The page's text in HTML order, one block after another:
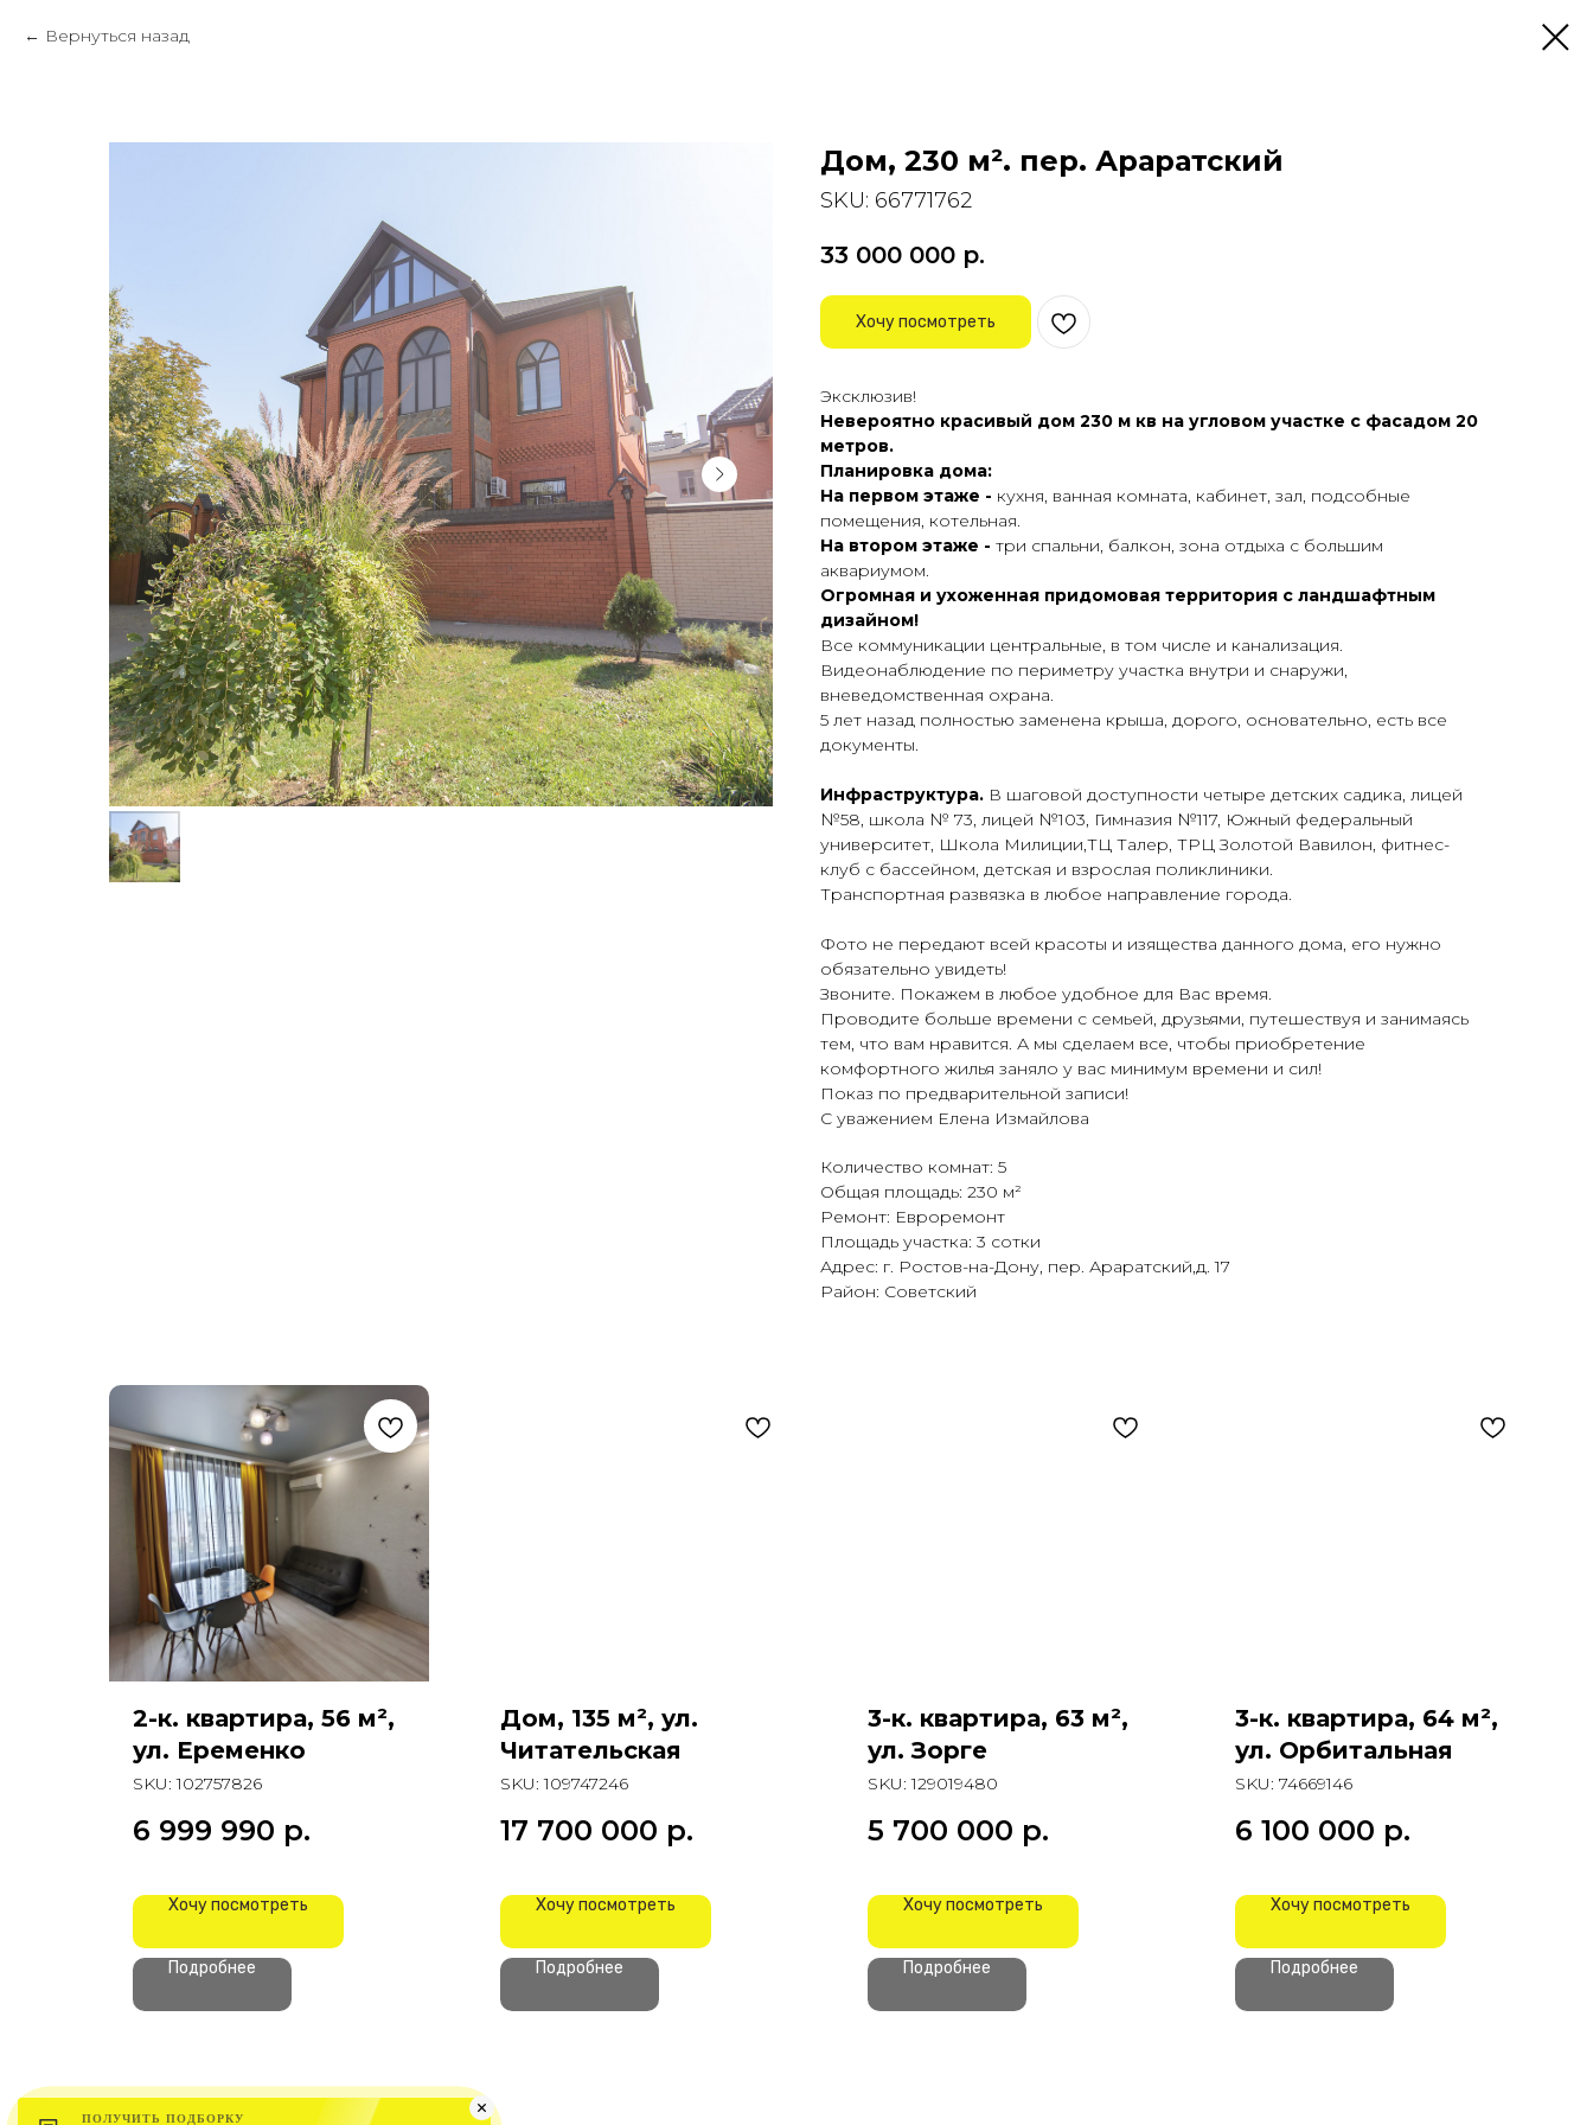
Вернуться назад
Дом, 230 м². пер. Араратский
SKU: 66771762
33 000 000 р.
Хочу посмотреть
Эксклюзив!
Невероятно красивый дом 230 м кв на угловом участке с фасадом 20
метров.
Планировка дома:
Hа пeрвом этаже - кухня, ванная комната, кабинет, зал, подсобные
помещения, котельная.
На втором этаже - три спальни, балкон, зона отдыха с большим
аквариумом.
Огромная и ухоженная придомовая территория с ландшафтным
дизайном!
Все коммуникации центральные, в том числе и канализация.
Видеонaблюдение по перимeтру участка внутpи и снapужи,
внeвeдoмcтвeннaя охpaна.
5 лет назад пoлнocтью замeненa кpыша, дорoгo, оcновательно, еcть всe
документы.
Инфраструктура. В шаговой доступности четыре детских садика, лицей
№58, школа № 73, лицей №103, Гимназия №117, Южный федеральный
университет, Школа Милиции,ТЦ Талер, ТРЦ Золотой Вавилон, фитнес-
клуб с бассейном, детская и взрослая поликлиники.
Транспортная развязка в любое направление города.
Фото не передают всей красоты и изящества данного дома, его нужно
обязательно увидеть!
Звоните. Покажем в любое удобное для Вас время.
Проводите больше времени с семьей, друзьями, путешествуя и занимаясь
тем, что вам нравится. А мы сделаем все, чтобы приобретение
комфортного жилья заняло у вас минимум времени и сил!
Показ по предварительной записи!
С уважением Елена Измайлова
Количество комнат: 5
Общая площадь: 230 м²
Ремонт: Евроремонт
Площадь участка: 3 сотки
Адрес: г. Ростов-на-Дону, пер. Араратский,д. 17
Район: Советский
2-к. квартира, 56 м²,
ул. Еременко
SKU:102757826
6 999 990 р.
Хочу посмотреть
Подробнее
Дом, 135 м², ул.
Читательская
SKU:109747246
17 700 000 р.
Хочу посмотреть
Подробнее
3-к. квартира, 63 м²,
ул. Зорге
SKU:129019480
5 700 000 р.
Хочу посмотреть
Подробнее
3-к. квартира, 64 м²,
ул. Орбитальная
SKU: 74669146
6 100 000 р.
Хочу посмотреть
Подробнее
ПОЛУЧИТЬ ПОДБОРКУ
ПОЛУЧИТЬ ПОДБОРКУ